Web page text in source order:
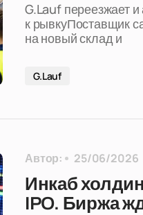
G.Lauf переезжает
к рывкуПоставщик
на новый склад и
G.Lauf
Автор: 25/06/2026
Инкаб
IPO. Биржа